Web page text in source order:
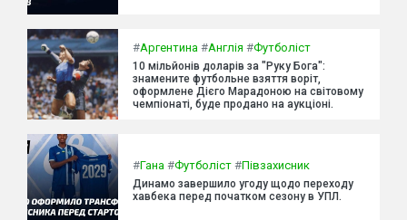
#Аргентина #Англія #Футболіст
10 мільйонів доларів за "Руку Бога":
знамените футбольне взяття воріт,
оформлене Дієго Марадоною на світовому
чемпіонаті, буде продано на аукціоні.
#Гана #Футболіст #Півзахисник
Динамо завершило угоду щодо переходу
хавбека перед початком сезону в УПЛ.